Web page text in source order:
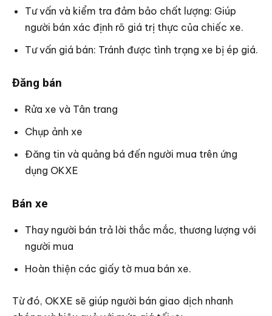
Tư vấn và kiểm tra đảm bảo chất lượng: Giúp
người bán xác định rõ giá trị thực của chiếc xe.
Tư vấn giá bán: Tránh được tình trạng xe bị ép giá.
Đăng bán
Rửa xe và Tân trang
Chụp ảnh xe
Đăng tin và quảng bá đến người mua trên ứng
dụng OKXE
Bán xe
Thay người bán trả lời thắc mắc, thương lượng với
người mua
Hoàn thiện các giấy tờ mua bán xe.
Từ đó, OKXE sẽ giúp người bán giao dịch nhanh